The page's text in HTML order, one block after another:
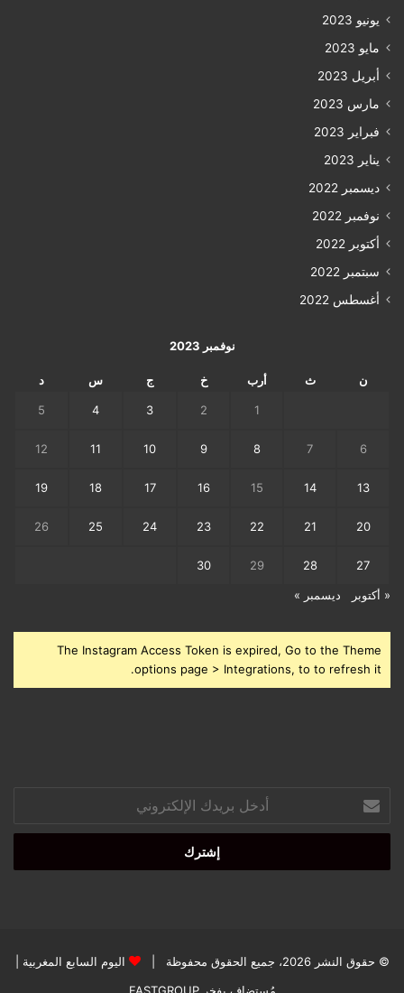
يونيو 2023
مايو 2023
أبريل 2023
مارس 2023
فبراير 2023
يناير 2023
ديسمبر 2022
نوفمبر 2022
أكتوبر 2022
سبتمبر 2022
أغسطس 2022
نوفمبر 2023
ن ث أرب خ ج س د
1
2
3
4
5
6
7
8
9
10
11
12
13
14
15
16
17
18
19
20
21
22
23
24
25
26
27
28
29
30
« أكتوبر ديسمبر »
The Instagram Access Token is expired, Go to the Theme
options page > Integrations, to to refresh it.
بريدك
الإلكتروني
© حقوق النشر 2026، جميع الحقوق محفوظة | اليوم السابع المغربية
مُستضاف بفخرFASTGROUP